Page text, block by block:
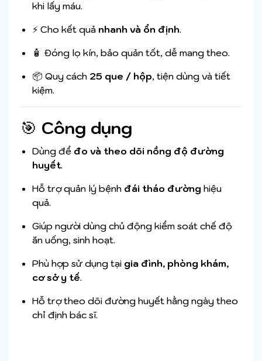
khi lấy máu.
⚡ Cho kết quả nhanh và ổn định.
🧴 Đóng lọ kín, bảo quản tốt, dễ mang theo.
📦 Quy cách 25 que / hộp, tiện dùng và tiết
kiệm.
🎯 Công dụng
Dùng để đo và theo dõi nồng độ đường
huyết.
Hỗ trợ quản lý bệnh đái tháo đường hiệu
quả.
Giúp người dùng chủ động kiểm soát chế độ
ăn uống, sinh hoạt.
Phù hợp sử dụng tại gia đình, phòng khám,
cơ sở y tế.
Hỗ trợ theo dõi đường huyết hằng ngày theo
chỉ định bác sĩ.